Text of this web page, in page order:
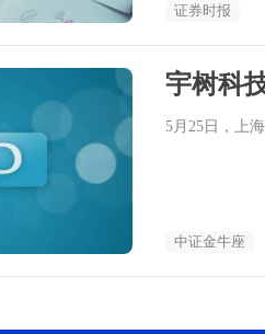
证券时报
宇树科
5月25日，上
中证金牛座